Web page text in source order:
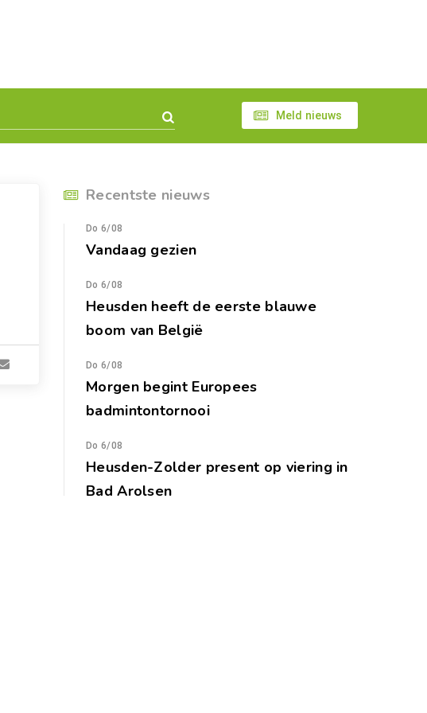
Meld nieuws
Recentste nieuws
Do 6/08
Vandaag gezien
Do 6/08
Heusden heeft de eerste blauwe
boom van België
Do 6/08
Morgen begint Europees
badmintontornooi
Do 6/08
Heusden-Zolder present op viering in
Bad Arolsen